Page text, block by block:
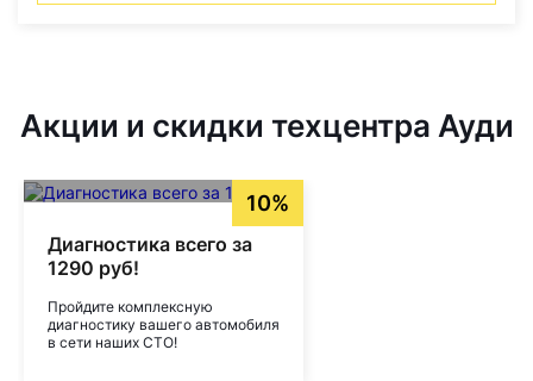
Акции и скидки техцентра Ауди
10%
Диагностика всего за
1290 руб!
Пройдите комплексную
диагностику вашего автомобиля
в сети наших СТО!